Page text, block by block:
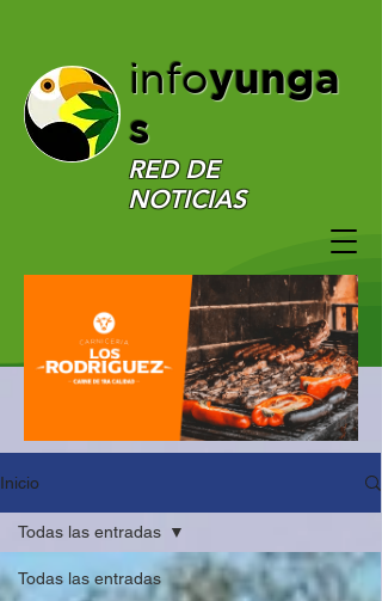
infoyunga
s
RED DE
NOTICIAS
Inicio
Todas las entradas
Todas las entradas